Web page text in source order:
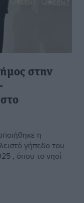
στην
η
γήπεδο του
, όπου το νησί